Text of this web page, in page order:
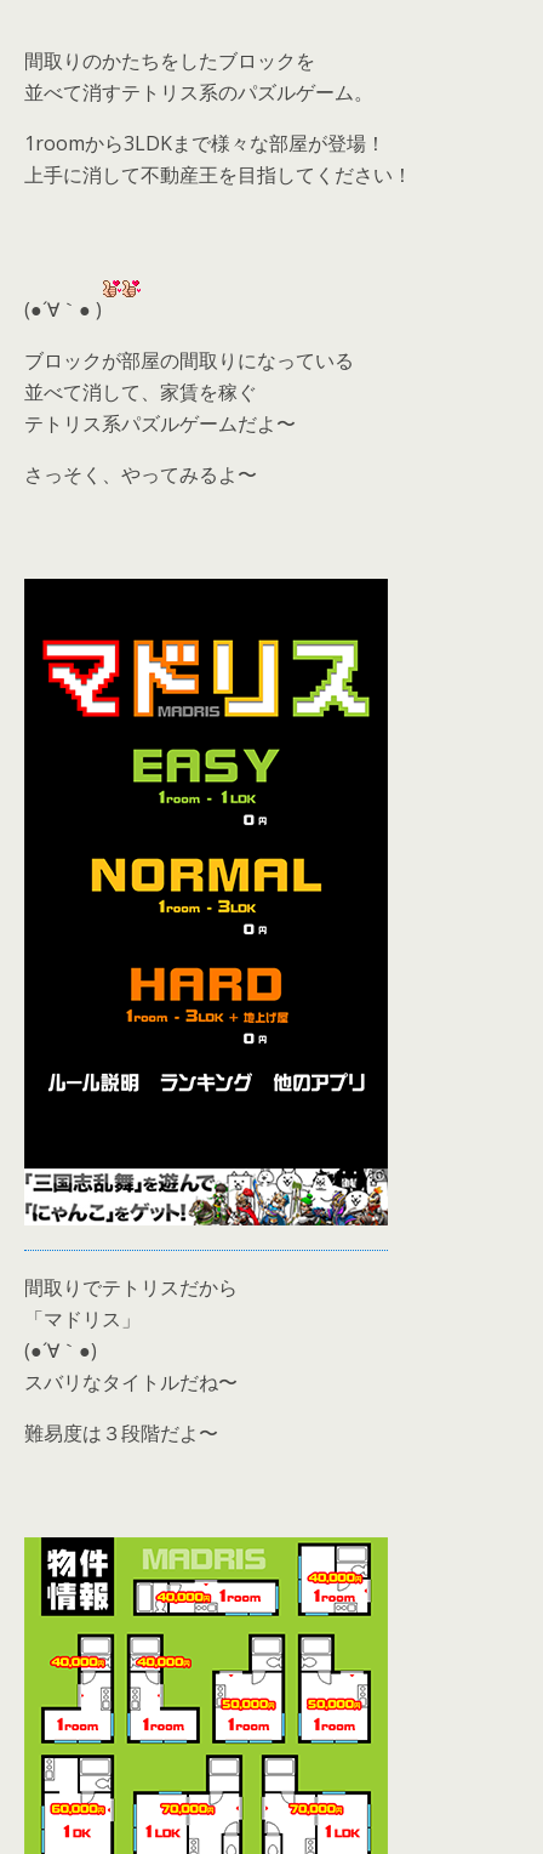
間取りのかたちをしたブロックを
並べて消すテトリス系のパズルゲーム。
1roomから3LDKまで様々な部屋が登場！
上手に消して不動産王を目指してください！
(●´∀｀● )
ブロックが部屋の間取りになっている
並べて消して、家賃を稼ぐ
テトリス系パズルゲームだよ〜
さっそく、やってみるよ〜
間取りでテトリスだから
「マドリス」
(●´∀｀●)
スバリなタイトルだね〜
難易度は３段階だよ〜